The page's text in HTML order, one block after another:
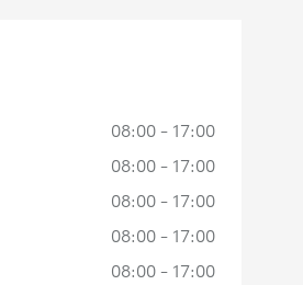
08:00 - 17:00
08:00 - 17:00
08:00 - 17:00
08:00 - 17:00
08:00 - 17:00